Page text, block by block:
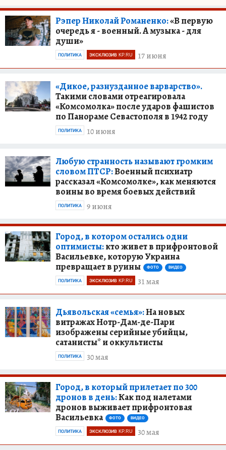
Рэпер Николай Романенко:«В первую
очередь я - военный. А музыка - для
души»
17 июня
ПОЛИТИКА ЭКСКЛЮЗИВ KP.RU
«Дикое, разнузданное варварство».
Такими словами отреагировала
«Комсомолка» после ударов фашистов
по Панораме Севастополя в 1942 году
10 июня
ПОЛИТИКА
Любую странность называют громким
словом ПТСР:Военный психиатр
рассказал «Комсомолке», как меняются
воины во время боевых действий
9 июня
ПОЛИТИКА
Город, в котором остались одни
оптимисты:кто живет в прифронтовой
Васильевке, которую Украина
превращает в руины
ФОТО ВИДЕО
31 мая
ПОЛИТИКА ЭКСКЛЮЗИВ KP.RU
Дьявольская «семья»:На новых
витражах Нотр-Дам-де-Пари
изображены серийные убийцы,
сатанисты* и оккультисты
30 мая
ПОЛИТИКА
Город, в который прилетает по 300
дронов в день:Как под налетами
дронов выживает прифронтовая
Васильевка
ФОТО ВИДЕО
30 мая
ПОЛИТИКА ЭКСКЛЮЗИВ KP.RU